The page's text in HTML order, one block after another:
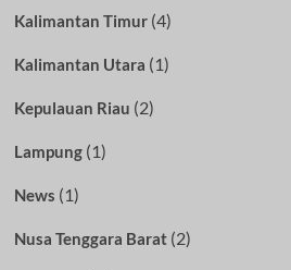
Kalimantan Timur(4)
Kalimantan Utara (1)
Kepulauan Riau (2)
Lampung(1)
News (1)
Nusa Tenggara Barat(2)